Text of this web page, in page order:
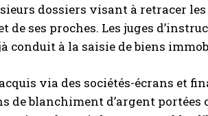
dossiers visant à retracer
de ses proches. Les juges
conduit à la saisie de biens
acquis via des sociétés-écrans et
de blanchiment d’argent portées